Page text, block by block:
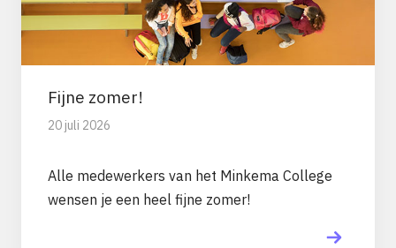
Fijne zomer!
20 juli 2026
Alle medewerkers van het Minkema College
wensen je een heel fijne zomer!